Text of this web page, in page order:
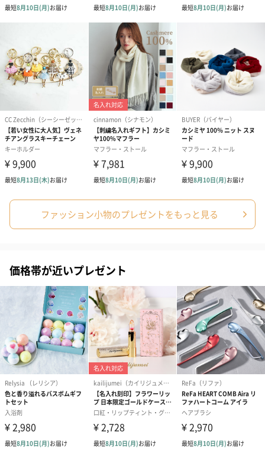
生花のブーケを同梱します。
※9-15時にご注文いただく場合、最短のお届け可能日が通常より
も1日遅くなります。
シーズンブーケ（ひま
わり）（1,880円）
ブーケ（ホワイトグリ
ーン）（1,650円）
ブーケ（ピン
（1,650円）
自然のお花で作ったドライフラワー・プリザーブドフラワーを同
梱します。
一部花材が写真と異なる場合がございます。予めご了承くださ
い。パッケージに入れてお届けします。
プリザーブドフラワー
ブーケ（ピンク）
（2,580円）
プリザーブドフラワー
ブーケ（ブルー）
（2,580円）
アミュレット
ク）（1,500円
ファッション小物のプレゼントをもっと見る
価格帯が近いプレゼント